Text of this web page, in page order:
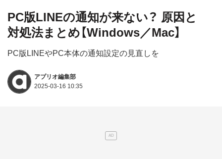
PC版LINEの通知が来ない？ 原因と
対処法まとめ【Windows／Mac】
PC版LINEやPC本体の通知設定の見直しを
アプリオ編集部
2025-03-16 10:35